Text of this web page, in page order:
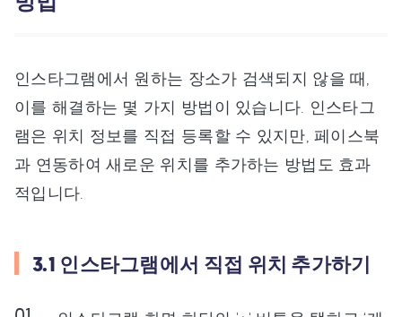
인스타그램에서 원하는 장소가 검색되지 않을 때,
이를 해결하는 몇 가지 방법이 있습니다. 인스타그
램은 위치 정보를 직접 등록할 수 있지만, 페이스북
과 연동하여 새로운 위치를 추가하는 방법도 효과
적입니다.
3.1 인스타그램에서 직접 위치 추가하기